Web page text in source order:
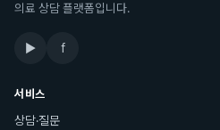
의료 상담 플랫폼입니다.
▶ f
서비스
상담·질문